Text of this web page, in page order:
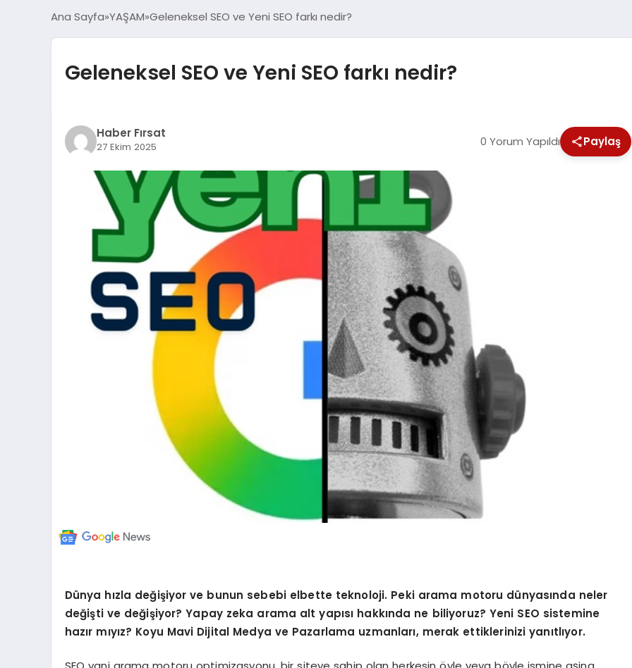
Ana Sayfa YAŞAM Geleneksel SEO ve Yeni SEO farkı nedir?
Geleneksel SEO ve Yeni SEO farkı nedir?
Haber Fırsat
27 Ekim 2025 0 Yorum Yapıldı Paylaş
Dünya hızla değişiyor ve bunun sebebi elbette teknoloji. Peki arama motoru dünyasında neler
değişti ve değişiyor? Yapay zeka arama alt yapısı hakkında ne biliyoruz? Yeni SEO sistemine
hazır mıyız? Koyu Mavi Dijital Medya ve Pazarlama uzmanları, merak ettiklerinizi yanıtlıyor.